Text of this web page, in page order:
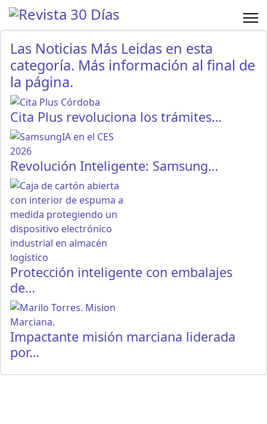
Las Noticias Más Leidas en esta
categoría. Más información al final de
la página.
Cita Plus revoluciona los trámites…
Revolución Inteligente: Samsung…
Protección inteligente con embalajes
de…
Impactante misión marciana liderada
por…